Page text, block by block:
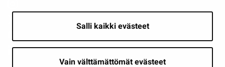
Salli kaikki evästeet
Vain välttämättömät evästeet